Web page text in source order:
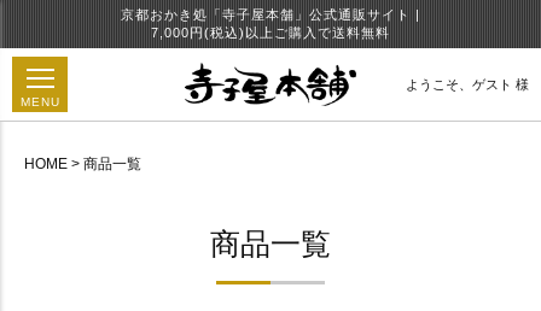
京都おかき処「寺子屋本舗」公式通販サイト |
7,000円(税込)以上ご購入で送料無料
MENU
ようこそ、 ゲスト 様
HOME 商品一覧
商品一覧